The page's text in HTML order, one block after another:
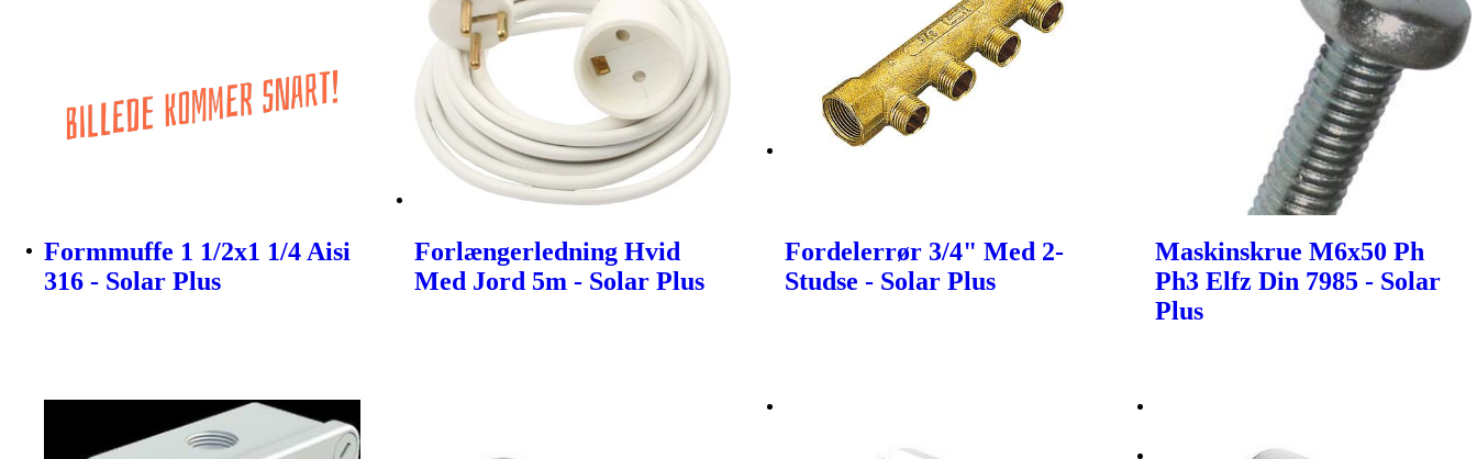
Formmuffe 1 1/2x1 1/4 Aisi
316 - Solar Plus
Forlængerledning Hvid
Med Jord 5m - Solar Plus
Fordelerrør 3/4" Med 2-
Studse - Solar Plus
Maskinskrue M6x50 Ph
Ph3 Elfz Din 7985 - Solar
Plus